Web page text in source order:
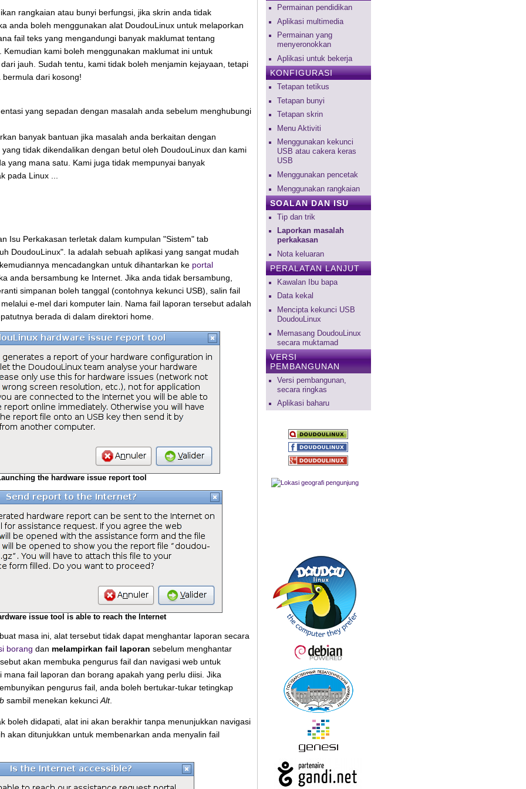
rangkaian atau bunyi berfungsi, jika skrin anda tidak
anda boleh menggunakan alat DoudouLinux untuk melaporkan
fail teks yang mengandungi banyak maklumat tentang
kami boleh menggunakan maklumat ini untuk
jauh. Sudah tentu, kami tidak boleh menjamin kejayaan, tetapi
dari kosong!
yang sepadan dengan masalah anda sebelum menghubungi
banyak bantuan jika masalah anda berkaitan dengan
tidak dikendalikan dengan betul oleh DoudouLinux dan kami
yang mana satu. Kami juga tidak mempunyai banyak
pada Linux ...
Isu Perkakasan terletak dalam kumpulan "Sistem" tab
DoudouLinux". Ia adalah sebuah aplikasi yang sangat mudah
mencadangkan untuk dihantarkan ke portal
anda bersambung ke Internet. Jika anda tidak bersambung,
simpanan boleh tanggal (contohnya kekunci USB), salin fail
e-mel dari komputer lain. Nama fail laporan tersebut adalah
berada di dalam direktori home.
the hardware issue report tool
issue tool is able to reach the Internet
masa ini, alat tersebut tidak dapat menghantar laporan secara
borang dan melampirkan fail laporan sebelum menghantar
akan membuka pengurus fail dan navigasi web untuk
fail laporan dan borang apakah yang perlu diisi. Jika
pengurus fail, anda boleh bertukar-tukar tetingkap
sambil menekan kekunci Alt.
boleh didapati, alat ini akan berakhir tanpa menunjukkan navigasi
akan ditunjukkan untuk membenarkan anda menyalin fail
Permainan pendidikan
Aplikasi multimedia
Permainan yang
menyeronokkan
Aplikasi untuk bekerja
KONFIGURASI
Tetapan tetikus
Tetapan bunyi
Tetapan skrin
Menu Aktiviti
Menggunakan kekunci
USB atau cakera keras
USB
Menggunakan pencetak
Menggunakan rangkaian
SOALAN DAN ISU
Tip dan trik
Laporkan masalah
perkakasan
Nota keluaran
PERALATAN LANJUT
Kawalan Ibu bapa
Data kekal
Mencipta kekunci USB
DoudouLinux
Memasang DoudouLinux
secara muktamad
VERSI
PEMBANGUNAN
Versi pembangunan,
secara ringkas
Aplikasi baharu